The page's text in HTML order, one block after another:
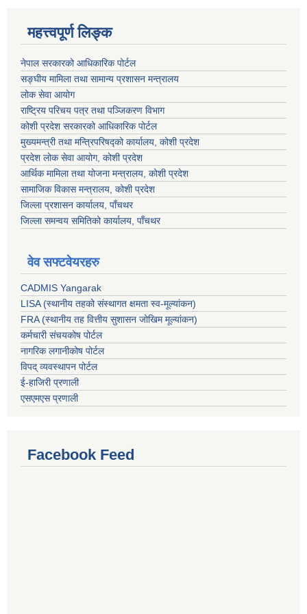
महत्त्वपूर्ण लिङ्क
नेपाल सरकारको आधिकारिक पोर्टल
सङ्‍घीय मामिला तथा सामान्य प्रशासन मन्त्रालय
लोक सेवा आयोग
राष्ट्रिय परिचय पत्र तथा पञ्जिकरण विभाग
कोशी प्रदेश सरकारको आधिकारिक पोर्टल
मुख्यमन्त्री तथा मन्त्रिपरिषद्को कार्यालय, कोशी प्रदेश
प्रदेश लोक सेवा आयोग, कोशी प्रदेश
आर्थिक मामिला तथा योजना मन्त्रालय, कोशी प्रदेश
सामाजिक विकास मन्त्रालय, कोशी प्रदेश
जिल्ला प्रशासन कार्यालय, पाँचथर
जिल्ला समन्वय समितिको कार्यालय, पाँचथर
वेव सफ्टवेयरहरु
CADMIS Yangarak
LISA (स्थानीय तहको संस्थागत क्षमता स्व-मूल्यांकन)
FRA (स्थानीय तह वित्तीय सुशासन जोखिम मूल्यांकन)
कर्मचारी संचयकोष पोर्टल
नागरिक लगानीकोष पोर्टल
विपद् व्यवस्थापन पोर्टल
ई-हाजिरी प्रणाली
एसएमएस प्रणाली
Facebook Feed